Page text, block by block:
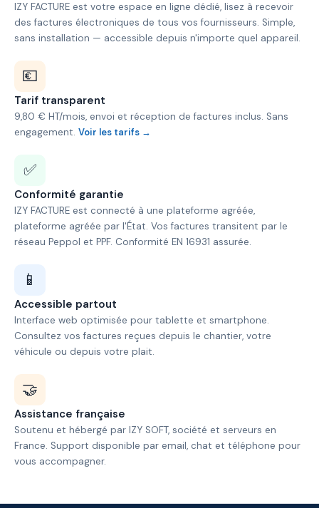
IZY FACTURE est votre espace en ligne dédié, lisez à recevoir
des factures électroniques de tous vos fournisseurs. Simple,
sans installation — accessible depuis n'importe quel appareil.
💶
Tarif transparent
9,80 € HT/mois, envoi et réception de factures inclus. Sans
engagement. Voir les tarifs →
✅
Conformité garantie
IZY FACTURE est connecté à une plateforme agréée,
plateforme agréée par l'État. Vos factures transitent par le
réseau Peppol et PPF. Conformité EN 16931 assurée.
📱
Accessible partout
Interface web optimisée pour tablette et smartphone.
Consultez vos factures reçues depuis le chantier, votre
véhicule ou depuis votre plait.
🤝
Assistance française
Soutenu et hébergé par IZY SOFT, société et serveurs en
France. Support disponible par email, chat et téléphone pour
vous accompagner.